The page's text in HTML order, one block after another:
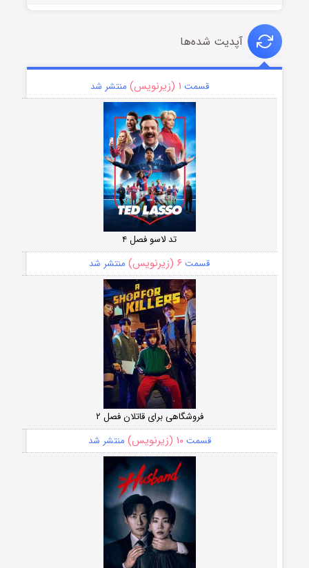
آپدیت شده‌ها
قسمت ۱ (زیرنویس) منتشر شد
تد لاسو فصل ۴
قسمت ۶ (زیرنویس) منتشر شد
فروشگاهی برای قاتلان فصل ۲
قسمت۱۰ (زیرنویس) منتشر شد